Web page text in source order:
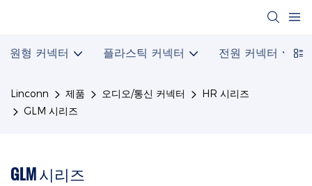
원형 커넥터 플라스틱 커넥터 전원 커넥터
Linconn 제품 오디오/통신 커넥터
HR 시리즈
GLM 시리즈
GLM 시리즈